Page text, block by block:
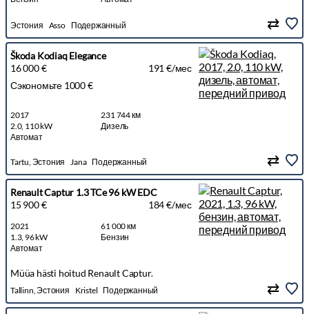
Эстония Asso Подержанный
Škoda Kodiaq Elegance
16 000 €
191 €/мес
Сэкономьте 1000 €
2017
231 744 км
2.0, 110 kW
Дизель
Автомат
Tartu, Эстония Jana Подержанный
Renault Captur 1.3 TCe 96 kW EDC
15 900 €
184 €/мес
2021
61 000 км
1.3, 96 kW
Бензин
Автомат
Müüa hästi hoitud Renault Captur.
Tallinn, Эстония Kristel Подержанный